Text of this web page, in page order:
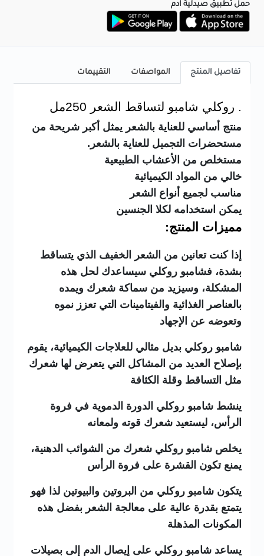
حمل تطبيق صيدلية آدم
تفاصيل المنتج المواصفات التقييمات
. روكلي شامبو لتساقط الشعر 250مل
منتج أساسي للعناية بالشعر يمثل أكبر شريحة من
مستحضرات التجميل للعناية بالشعر.
مستخلص من الأعشاب الطبيعية
خالي من المواد الكيميائية
مناسب لجميع أنواع الشعر
يمكن استخدامه لكلا الجنسين
مميزات المنتج:
إذا كنت تعانين من الشعر الخفيف الذي يتساقط
بشدة، فشامبو روكلي سيساعدك لحل هذه
المشكلة، وسيزيد من سماكة شعرك ويمده
بالعناصر الغذائية والفيتامينات التي تعزز نموه
وتعوضه عن الإجهاد
شامبو روكلي بديل مثالي للعلاجات الكيميائية، يقوم
بإصلاح العديد من المشاكل التي يتعرض لها شعرك
مثل التساقط وقلة الكثافة
ينشط شامبو روكلي الدورة الدموية في فروة
الرأس، ليستعيد شعرك قوته ولمعانه
يخلص شامبو روكلي شعرك من الشوائب الدهنية،
يمنع تكون القشرة على فروة الرأس
يتكون شامبو روكلي من البروتين والبيوتين لذا فهو
يتمتع بقدرة عالية على معالجة الشعر بفضل هذه
المكونات المذهلة
يساعد شامبو روكلي على إيصال الدم إلى بصيلات